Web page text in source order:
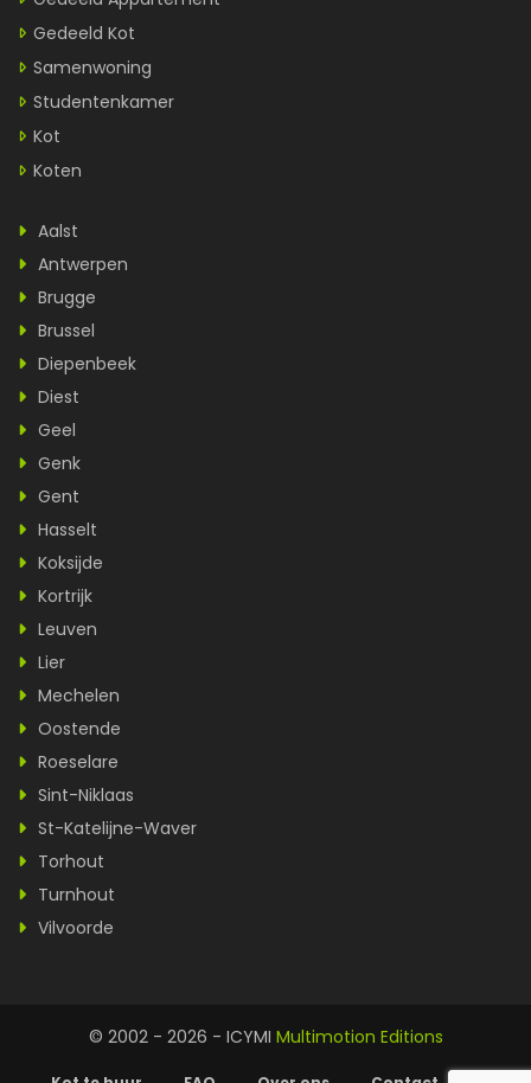
Gedeeld Kot
Samenwoning
Studentenkamer
Kot
Koten
Aalst
Antwerpen
Brugge
Brussel
Diepenbeek
Diest
Geel
Genk
Gent
Hasselt
Koksijde
Kortrijk
Leuven
Lier
Mechelen
Oostende
Roeselare
Sint-Niklaas
St-Katelijne-Waver
Torhout
Turnhout
Vilvoorde
© 2002 - 2026 - ICYMI Multimotion Editions